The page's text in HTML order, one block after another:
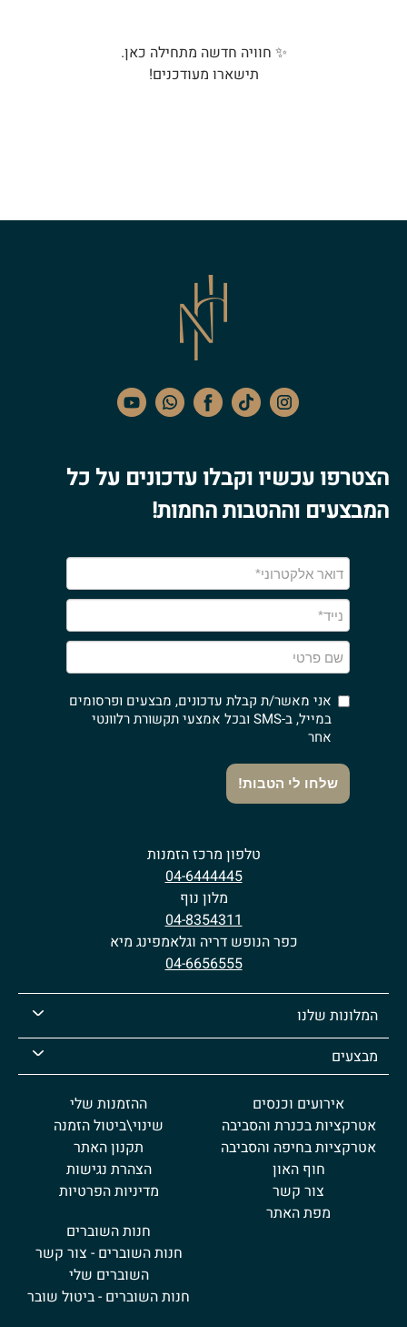
✨ חוויה חדשה מתחילה כאן.
תישארו מעודכנים!
הצטרפו עכשיו וקבלו עדכונים על כל
המבצעים וההטבות החמות!
אני מאשר/ת קבלת עדכונים, מבצעים ופרסומים
במייל, ב-SMS ובכל אמצעי תקשורת רלוונטי
אחר
שלחו לי הטבות!
טלפון מרכז הזמנות
04-6444445
מלון נוף
04-8354311
כפר הנופש דריה וגלאמפינג מיא
04-6656555
המלונות שלנו
מבצעים
אירועים וכנסים
אטרקציות בכנרת והסביבה
אטרקציות בחיפה והסביבה
חוף האון
צור קשר
מפת האתר
ההזמנות שלי
שינוי\ביטול הזמנה
תקנון האתר
הצהרת נגישות
מדיניות הפרטיות
חנות השוברים
חנות השוברים - צור קשר
השוברים שלי
חנות השוברים - ביטול שובר